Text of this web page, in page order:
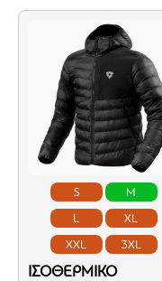
S M
L XL
XXL 3XL
ΙΣΟΘΕΡΜΙΚΌ